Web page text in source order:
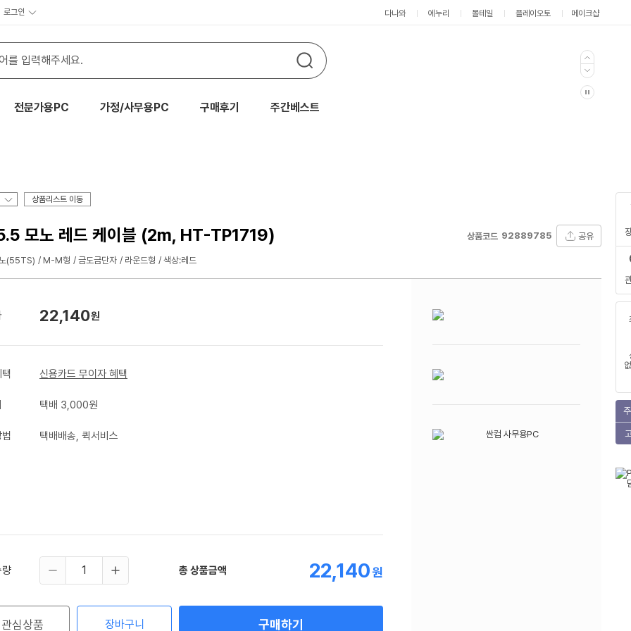
로그인 다나와 에누리 몰테일 플레이오토 메이크샵
전문가용PC 가정/사무용PC 구매후기 주간베스트
상품리스트 이동
모노 레드 케이블 (2m, HT-TP1719) 상품코드 92889785 공유
(55TS) M-M형 금도금단자 라운드형 색상:레드
22,140원
신용카드 무이자 혜택
택배 3,000원
택배배송, 퀵서비스
량 총 상품금액 22,140원
관심상품 장바구니 구매하기